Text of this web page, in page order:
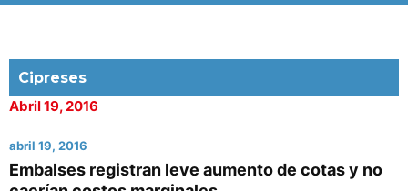
Cipreses
Abril 19, 2016
abril 19, 2016
Embalses registran leve aumento de cotas y no